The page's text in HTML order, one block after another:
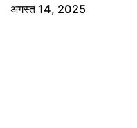
अगस्त 14, 2025